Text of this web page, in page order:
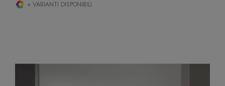
+ VARIANTI DISPONIBILI